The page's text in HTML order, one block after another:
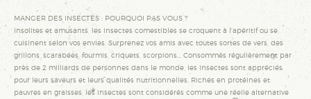
MANGER DES INSECTES : POURQUOI PAS VOUS ?
Insolites et amusants, les insectes comestibles se croquent à l'apéritif ou se
cuisinent selon vos envies. Surprenez vos amis avec toutes sortes de vers, des
grillons, scarabées, fourmis, criquets, scorpions... Consommés régulièrement par
près de 2 milliards de personnes dans le monde, les insectes sont appréciés
pour leurs saveurs et leurs qualités nutritionnelles. Riches en protéines et
pauvres en graisses, les insectes sont considérés comme une réelle alternative